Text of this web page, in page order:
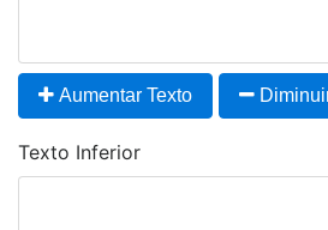
Aumentar Texto
Texto Inferior